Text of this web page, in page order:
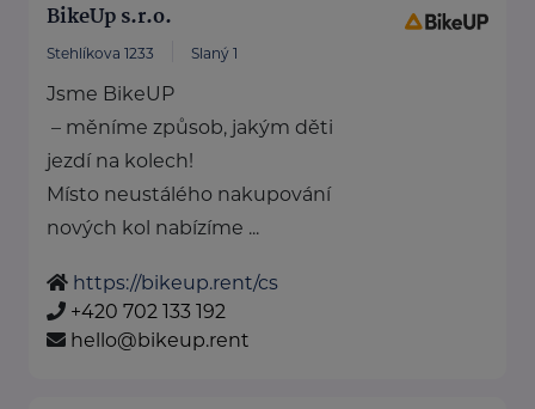
BikeUp s.r.o.
Stehlíkova 1233 Slaný 1
Jsme BikeUP
– měníme způsob, jakým děti
jezdí na kolech!
Místo neustálého nakupování
nových kol nabízíme ...
https://bikeup.rent/cs
+420 702 133 192
hello@bikeup.rent